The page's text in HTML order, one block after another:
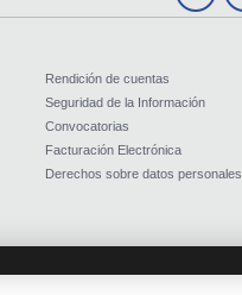
Rendición de cuentas
Seguridad de la Información
Convocatorias
Facturación Electrónica
Derechos sobre datos personales